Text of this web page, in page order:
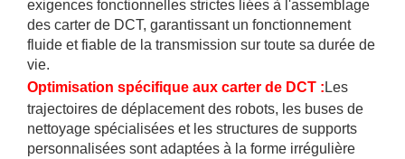
exigences fonctionnelles strictes liées à l'assemblage
des carter de DCT, garantissant un fonctionnement
fluide et fiable de la transmission sur toute sa durée de
vie.
Optimisation spécifique aux carter de DCT : Les
trajectoires de déplacement des robots, les buses de
nettoyage spécialisées et les structures de supports
personnalisées sont adaptées à la forme irrégulière